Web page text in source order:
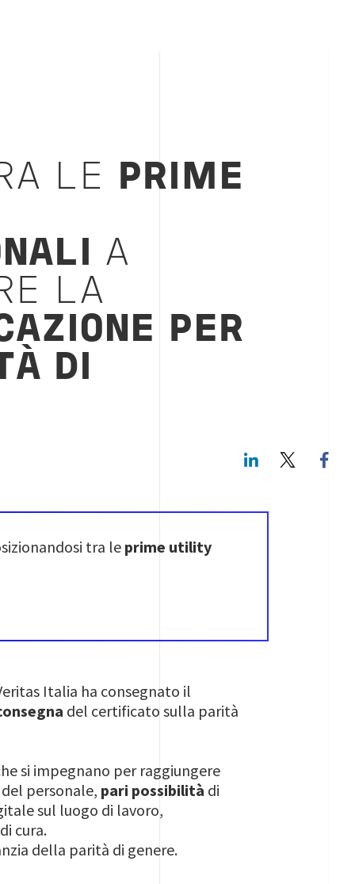
LE PRIME
A
LA
PER
DI
LinkedIn
tra le prime utility
Italia ha consegnato il
del certificato sulla parità
si impegnano per raggiungere
personale, pari possibilità di
sul luogo di lavoro,
cura.
della parità di genere.